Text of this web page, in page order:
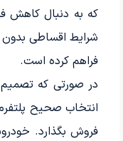
که به دنبال کاهش
شرایط اقساطی بدون
فراهم کرده است.
در صورتی که
انتخاب صحیح
فروش بگذارد.